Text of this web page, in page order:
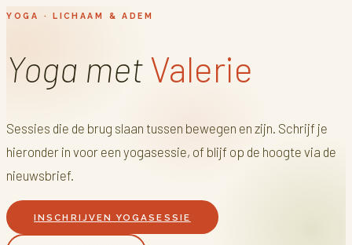
YOGA · LICHAAM & ADEM
Yoga metValerie
Sessies die de brug slaan tussen bewegen en zijn. Schrijf je
hieronder in voor een yogasessie, of blijf op de hoogte via de
nieuwsbrief.
INSCHRIJVEN YOGASESSIE